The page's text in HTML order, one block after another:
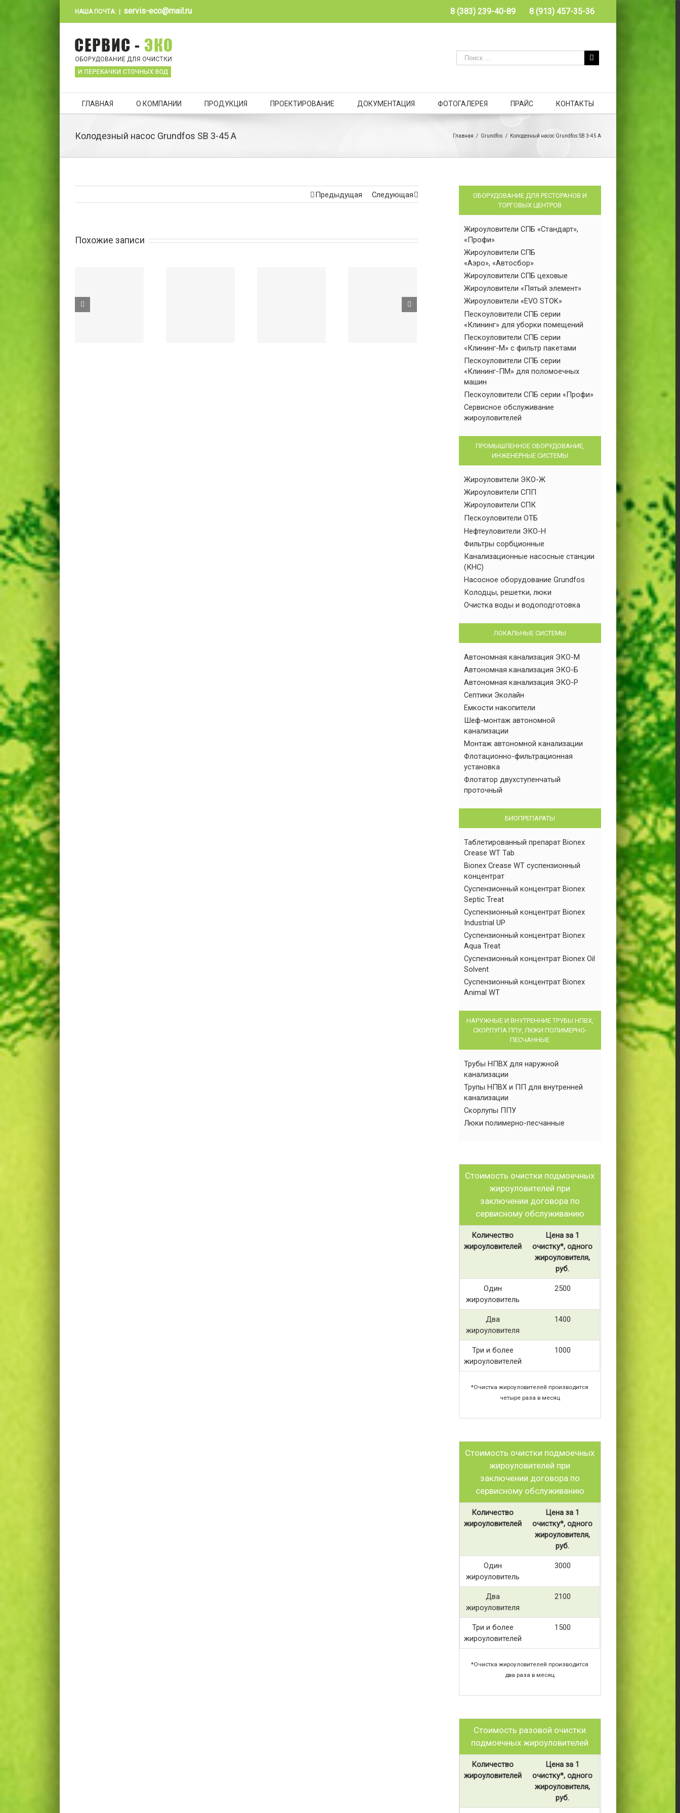
НАША ПОЧТА: servis-eco@mail.ru 8 (383) 239-40-89 8 (913) 457-35-36
ГЛАВНАЯ О КОМПАНИИ ПРОДУКЦИЯ ПРОЕКТИРОВАНИЕ ДОКУМЕНТАЦИЯ ФОТОГАЛЕРЕЯ ПРАЙС КОНТАКТЫ
Колодезный насос Grundfos SB 3-45 A Главная / Grundfos / Колодезный насос Grundfos SB 3-45 A
Предыдущая Следующая
Похожие записи
ОБОРУДОВАНИЕ ДЛЯ РЕСТОРАНОВ И
ТОРГОВЫХ ЦЕНТРОВ
Жироуловители СПБ «Стандарт»,
«Профи»
Жироуловители СПБ
«Аэро», «Автосбор»
Жироуловители СПБ цеховые
Жироуловители «Пятый элемент»
Жироуловители «EVO STOK»
Пескоуловители СПБ серии
«Клининг» для уборки помещений
Пескоуловители СПБ серии
«Клининг-М» с фильтр пакетами
Пескоуловители СПБ серии
«Клининг-ПМ» для поломоечных
машин
Пескоуловители СПБ серии «Профи»
Сервисное обслуживание
жироуловителей
ПРОМЫШЛЕННОЕ ОБОРУДОВАНИЕ,
ИНЖЕНЕРНЫЕ СИСТЕМЫ
Жироуловители ЭКО-Ж
Жироуловители СПП
Жироуловители СПК
Пескоуловители ОТБ
Нефтеуловители ЭКО-Н
Фильтры сорбционные
Канализационные насосные станции
(КНС)
Насосное оборудование Grundfos
Колодцы, решетки, люки
Очистка воды и водоподготовка
ЛОКАЛЬНЫЕ СИСТЕМЫ
Автономная канализация ЭКО-М
Автономная канализация ЭКО-Б
Автономная канализация ЭКО-Р
Септики Эколайн
Емкости накопители
Шеф-монтаж автономной
канализации
Монтаж автономной канализации
Флотационно-фильтрационная
установка
Флотатор двухступенчатый
проточный
БИОПРЕПАРАТЫ
Таблетированный препарат Bionex
Crease WT Tab
Bionex Crease WT суспензионный
концентрат
Суспензионный концентрат Bionex
Septic Treat
Суспензионный концентрат Bionex
Industrial UP
Суспензионный концентрат Bionex
Aqua Treat
Суспензионный концентрат Bionex Oil
Solvent
Суспензионный концентрат Bionex
Animal WT
НАРУЖНЫЕ И ВНУТРЕННИЕ ТРУБЫ НПВХ,
СКОРЛУПА ППУ, ЛЮКИ ПОЛИМЕРНО-
ПЕСЧАННЫЕ
Трубы НПВХ для наружной
канализации
Трупы НПВХ и ПП для внутренней
канализации
Скорлупы ППУ
Люки полимерно-песчанные
Стоимость очистки подмоечных
жироуловителей при
заключении договора по
сервисному обслуживанию
Количество
жироуловителей
Цена за 1
очистку*, одного
жироуловителя,
руб.
Один
жироуловитель
2500
Два
жироуловителя
1400
Три и более
жироуловителей
1000
*Очистка жироуловителей производится
четыре раза в месяц
Стоимость очистки подмоечных
жироуловителей при
заключении договора по
сервисному обслуживанию
Количество
жироуловителей
Цена за 1
очистку*, одного
жироуловителя,
руб.
Один
жироуловитель
3000
Два
жироуловителя
2100
Три и более
жироуловителей
1500
*Очистка жироуловителей производится
два раза в месяц
Стоимость разовой очистки
подмоечных жироуловителей
Количество
жироуловителей
Цена за 1
очистку*, одного
жироуловителя,
руб.